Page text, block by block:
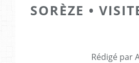
SORÈZE •
Rédigé par